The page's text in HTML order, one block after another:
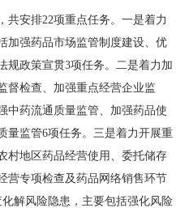
安排22项重点任务。一是着力
加强药品市场监管制度建设、优
规政策宣贯3项任务。二是着力加
督检查、加强重点经营企业监
中药流通质量监管、加强药品使
量监管6项任务。三是着力开展重
村地区药品经营使用、委托储存
营专项检查及药品网络销售环节
解风险隐患，主要包括强化风险